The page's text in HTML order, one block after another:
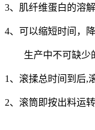
3、肌纤维蛋白的溶
4、可以缩短时间，
生产中不可缺少
1、滚揉总时间到后,
2、滚筒即按出料运